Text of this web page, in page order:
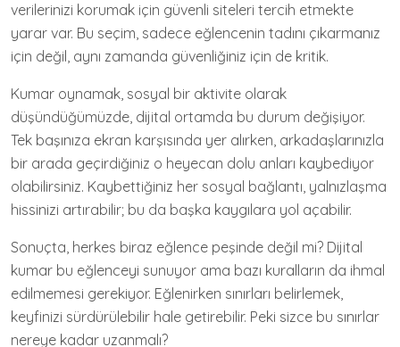
verilerinizi korumak için güvenli siteleri tercih etmekte
yarar var. Bu seçim, sadece eğlencenin tadını çıkarmanız
için değil, aynı zamanda güvenliğiniz için de kritik.
Kumar oynamak, sosyal bir aktivite olarak
düşündüğümüzde, dijital ortamda bu durum değişiyor.
Tek başınıza ekran karşısında yer alırken, arkadaşlarınızla
bir arada geçirdiğiniz o heyecan dolu anları kaybediyor
olabilirsiniz. Kaybettiğiniz her sosyal bağlantı, yalnızlaşma
hissinizi artırabilir; bu da başka kaygılara yol açabilir.
Sonuçta, herkes biraz eğlence peşinde değil mi? Dijital
kumar bu eğlenceyi sunuyor ama bazı kuralların da ihmal
edilmemesi gerekiyor. Eğlenirken sınırları belirlemek,
keyfinizi sürdürülebilir hale getirebilir. Peki sizce bu sınırlar
nereye kadar uzanmalı?